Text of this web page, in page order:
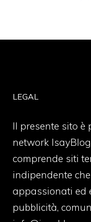
LEGAL
Il presente sito è
network
comprende siti
indipendente
appassionati ed
pubblicità,